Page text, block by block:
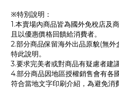
※特別說明：
1.本賣場內商品皆為國外免稅店及
且以優惠價格回饋給消費者。
2.部分商品保留海外出品原貌(無外
特此說明。
3.要求完美者或對商品有疑慮者建
4.部分商品因地區授權銷售會有各
符合當地文字印刷介紹，為避免消